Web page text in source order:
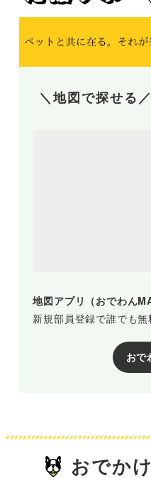
＼地図で探せる／
地図アプリ（おでわん
新規部員登録で誰でも
おで
おでか